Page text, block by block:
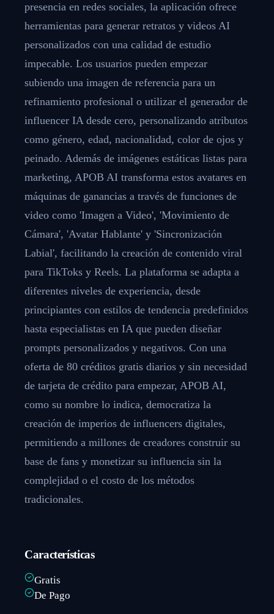
presencia en redes sociales, la aplicación ofrece
herramientas para generar retratos y videos AI
personalizados con una calidad de estudio
impecable. Los usuarios pueden empezar
subiendo una imagen de referencia para un
refinamiento profesional o utilizar el generador de
influencer IA desde cero, personalizando atributos
como género, edad, nacionalidad, color de ojos y
peinado. Además de imágenes estáticas listas para
marketing, APOB AI transforma estos avatares en
máquinas de ganancias a través de funciones de
video como 'Imagen a Video', 'Movimiento de
Cámara', 'Avatar Hablante' y 'Sincronización
Labial', facilitando la creación de contenido viral
para TikToks y Reels. La plataforma se adapta a
diferentes niveles de experiencia, desde
principiantes con estilos de tendencia predefinidos
hasta especialistas en IA que pueden diseñar
prompts personalizados y negativos. Con una
oferta de 80 créditos gratis diarios y sin necesidad
de tarjeta de crédito para empezar, APOB AI,
como su nombre lo indica, democratiza la
creación de imperios de influencers digitales,
permitiendo a millones de creadores construir su
base de fans y monetizar su influencia sin la
complejidad o el costo de los métodos
tradicionales.
Características
Gratis
De Pago